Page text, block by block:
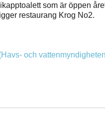
som är öppen
restaurang Krog No2.
och